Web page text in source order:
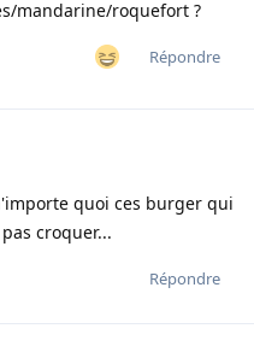
mandarine/roquefort ?
Répondre
quoi ces burger qui
croquer...
Répondre